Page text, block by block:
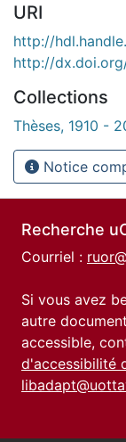
URI
http://
http://
Collections
Thèses, 1910 -
Notice
Recherche
Courriel :
Si vous avez
autre
accessible,
d'accessibilité